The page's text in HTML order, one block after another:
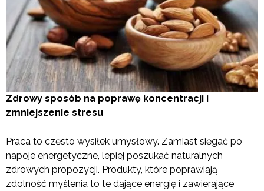
Zdrowy sposób na poprawę koncentracji i
zmniejszenie stresu
Praca to często wysiłek umysłowy. Zamiast sięgać po
napoje energetyczne, lepiej poszukać naturalnych
zdrowych propozycji. Produkty, które poprawiają
zdolność myślenia to te dające energię i zawierające